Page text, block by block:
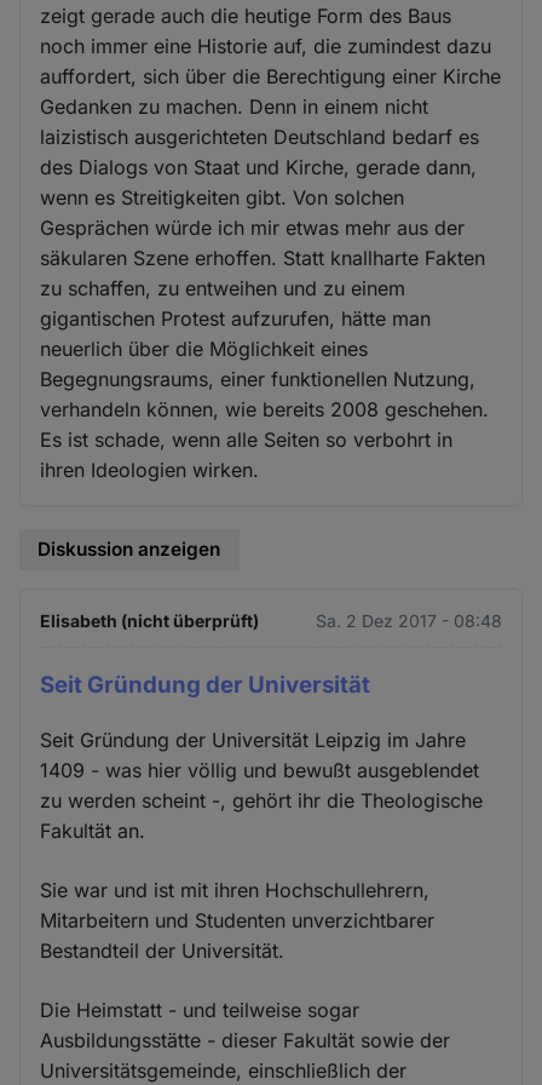
zeigt gerade auch die heutige Form des Baus
noch immer eine Historie auf, die zumindest dazu
auffordert, sich über die Berechtigung einer Kirche
Gedanken zu machen. Denn in einem nicht
laizistisch ausgerichteten Deutschland bedarf es
des Dialogs von Staat und Kirche, gerade dann,
wenn es Streitigkeiten gibt. Von solchen
Gesprächen würde ich mir etwas mehr aus der
säkularen Szene erhoffen. Statt knallharte Fakten
zu schaffen, zu entweihen und zu einem
gigantischen Protest aufzurufen, hätte man
neuerlich über die Möglichkeit eines
Begegnungsraums, einer funktionellen Nutzung,
verhandeln können, wie bereits 2008 geschehen.
Es ist schade, wenn alle Seiten so verbohrt in
ihren Ideologien wirken.
Diskussion anzeigen
Elisabeth (nicht überprüft) Sa. 2 Dez 2017 - 08:48
Seit Gründung der Universität
Seit Gründung der Universität Leipzig im Jahre
1409 - was hier völlig und bewußt ausgeblendet
zu werden scheint -, gehört ihr die Theologische
Fakultät an.
Sie war und ist mit ihren Hochschullehrern,
Mitarbeitern und Studenten unverzichtbarer
Bestandteil der Universität.
Die Heimstatt - und teilweise sogar
Ausbildungsstätte - dieser Fakultät sowie der
Universitätsgemeinde, einschließlich der